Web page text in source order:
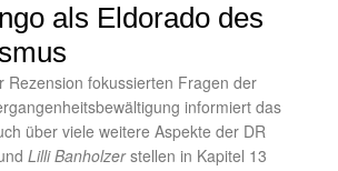
als Eldorado des
Rezension fokussierten Fragen der
informiert das
über viele weitere Aspekte der DR
Lilli Banholzerstellen in Kapitel 13